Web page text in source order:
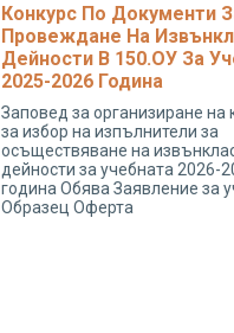
Конкурс По Документи
Провеждане На
Дейности В 150.ОУ За
2025-2026 Година
Заповед за организиране на
за избор на изпълнители за
осъществяване на
дейности за учебната 2026-
година Обява Заявление за
Образец Оферта